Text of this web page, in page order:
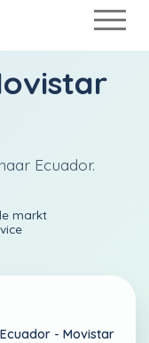
Ecuador.
markt
Ecuador - Movistar